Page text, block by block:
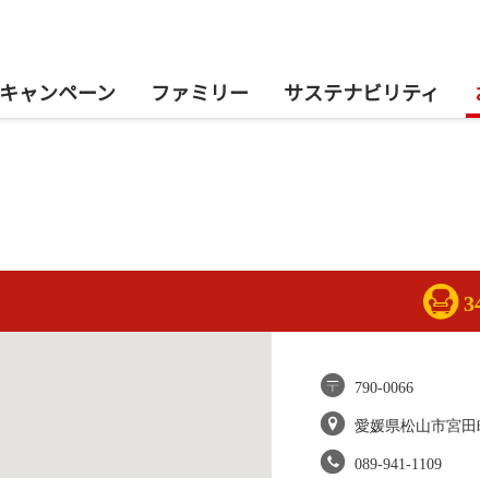
キャンペーン ファミリー サステナビリティ
790-0066
愛媛県松山市宮田
089-941-1109